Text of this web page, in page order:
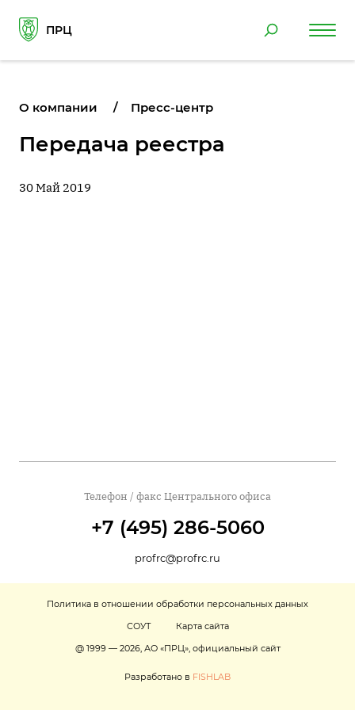
ПРЦ
О компании Пресс-центр
Передача реестра
30 Май 2019
Телефон / факс Центрального офиса
+7 (495) 286-5060
profrc@profrc.ru
Политика в отношении обработки персональных данных
СОУТ
Карта сайта
@ 1999 — 2026, АО «ПРЦ», официальный сайт
Разработано в FISHLAB